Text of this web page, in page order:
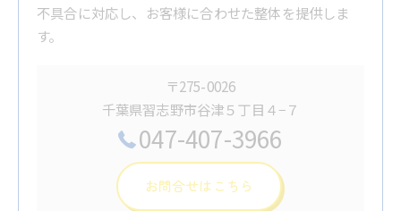
不具合に対応し、お客様に合わせた整体を提供しま
す。
〒275-0026
千葉県習志野市谷津５丁目４−７
047-407-3966
お問合せはこちら